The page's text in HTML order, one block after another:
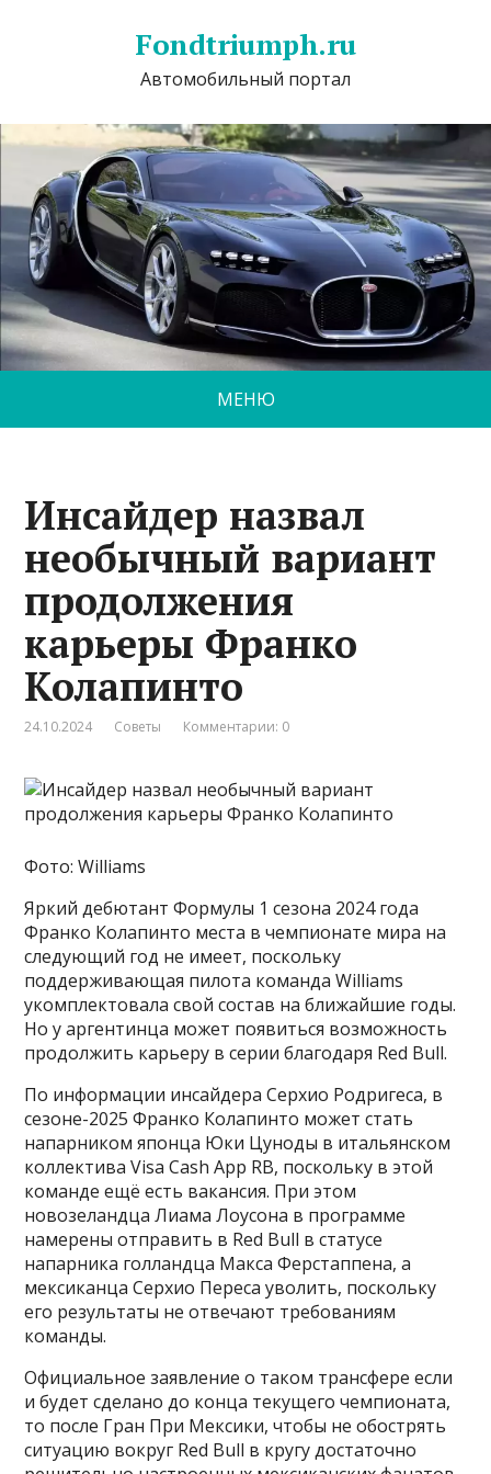
Fondtriumph.ru
Автомобильный портал
МЕНЮ
Инсайдер назвал
необычный вариант
продолжения
карьеры Франко
Колапинто
24.10.2024 Советы Комментарии: 0
Фото: Williams
Яркий дебютант Формулы 1 сезона 2024 года
Франко Колапинто места в чемпионате мира на
следующий год не имеет, поскольку
поддерживающая пилота команда Williams
укомплектовала свой состав на ближайшие годы.
Но у аргентинца может появиться возможность
продолжить карьеру в серии благодаря Red Bull.
По информации инсайдера Серхио Родригеса, в
сезоне-2025 Франко Колапинто может стать
напарником японца Юки Цуноды в итальянском
коллектива Visa Cash App RB, поскольку в этой
команде ещё есть вакансия. При этом
новозеландца Лиама Лоусона в программе
намерены отправить в Red Bull в статусе
напарника голландца Макса Ферстаппена, а
мексиканца Серхио Переса уволить, поскольку
его результаты не отвечают требованиям
команды.
Официальное заявление о таком трансфере если
и будет сделано до конца текущего чемпионата,
то после Гран При Мексики, чтобы не обострять
ситуацию вокруг Red Bull в кругу достаточно